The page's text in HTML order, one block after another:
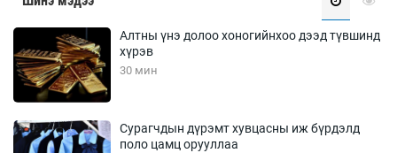
Алтны үнэ долоо хоногийнхоо дээд түвшинд
хүрэв
30 мин
Сурагчдын дүрэмт хувцасны иж бүрдэлд
поло цамц орууллаа